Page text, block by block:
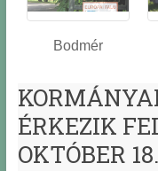
Bodmér
ÉRKEZIK
OKTÓBER